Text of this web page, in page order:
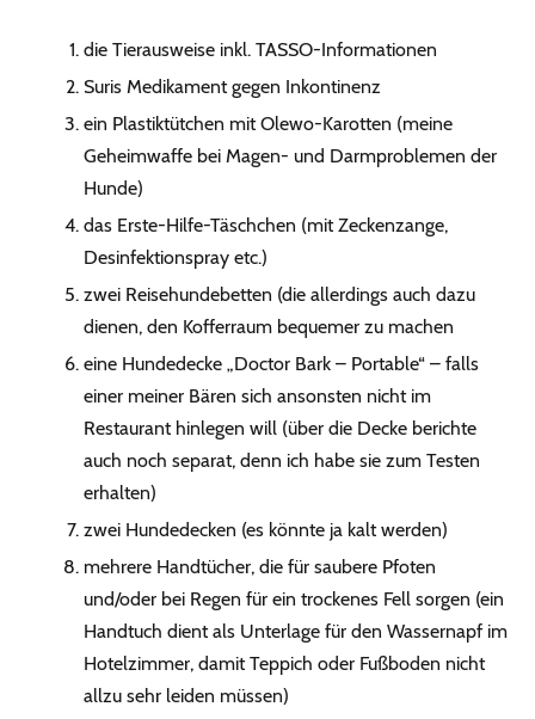
die Tierausweise inkl. TASSO-Informationen
Suris Medikament gegen Inkontinenz
ein Plastiktütchen mit Olewo-Karotten (meine
Geheimwaffe bei Magen- und Darmproblemen der
Hunde)
das Erste-Hilfe-Täschchen (mit Zeckenzange,
Desinfektionspray etc.)
zwei Reisehundebetten (die allerdings auch dazu
dienen, den Kofferraum bequemer zu machen
eine Hundedecke „Doctor Bark – Portable“ – falls
einer meiner Bären sich ansonsten nicht im
Restaurant hinlegen will (über die Decke berichte
auch noch separat, denn ich habe sie zum Testen
erhalten)
zwei Hundedecken (es könnte ja kalt werden)
mehrere Handtücher, die für saubere Pfoten
und/oder bei Regen für ein trockenes Fell sorgen (ein
Handtuch dient als Unterlage für den Wassernapf im
Hotelzimmer, damit Teppich oder Fußboden nicht
allzu sehr leiden müssen)